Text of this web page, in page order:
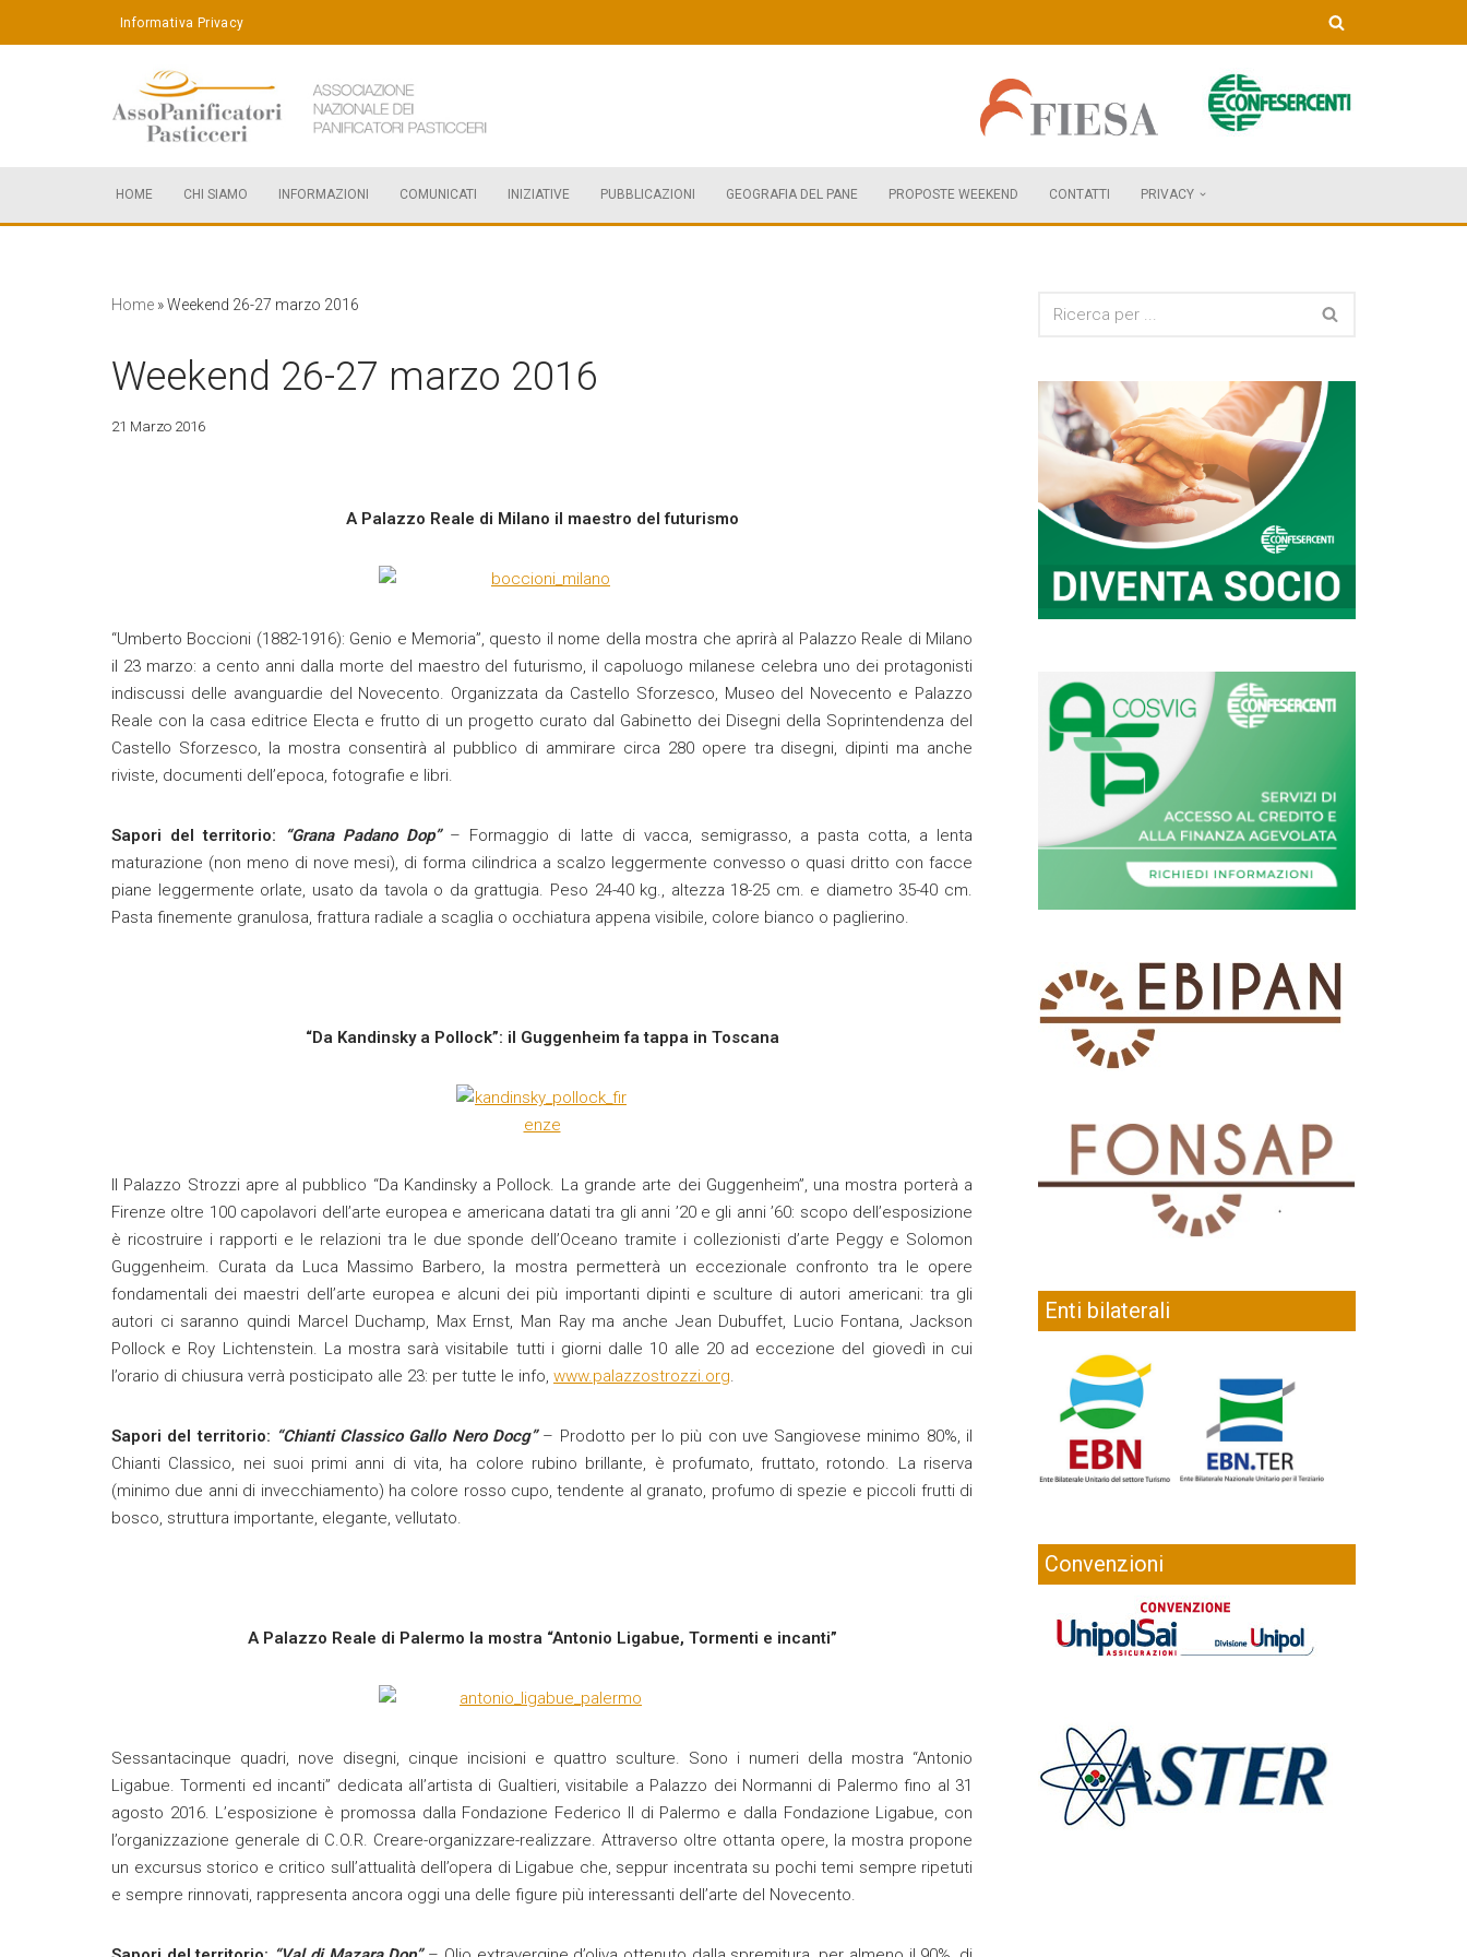
Informativa Privacy
HOME CHI SIAMO INFORMAZIONI COMUNICATI INIZIATIVE PUBBLICAZIONI GEOGRAFIA DEL PANE PROPOSTE WEEKEND CONTATTI PRIVACY
Home »Weekend 26-27 marzo 2016
Weekend 26-27 marzo 2016
21 Marzo 2016
A Palazzo Reale di Milano il maestro del futurismo
“Umberto Boccioni (1882-1916): Genio e Memoria”, questo il nome della mostra che aprirà al Palazzo Reale di Milano
il 23 marzo: a cento anni dalla morte del maestro del futurismo, il capoluogo milanese celebra uno dei protagonisti
indiscussi delle avanguardie del Novecento. Organizzata da Castello Sforzesco, Museo del Novecento e Palazzo
Reale con la casa editrice Electa e frutto di un progetto curato dal Gabinetto dei Disegni della Soprintendenza del
Castello Sforzesco, la mostra consentirà al pubblico di ammirare circa 280 opere tra disegni, dipinti ma anche
riviste, documenti dell’epoca, fotografie e libri.
Sapori del territorio: “Grana Padano Dop”– Formaggio di latte di vacca, semigrasso, a pasta cotta, a lenta
maturazione (non meno di nove mesi), di forma cilindrica a scalzo leggermente convesso o quasi dritto con facce
piane leggermente orlate, usato da tavola o da grattugia. Peso 24-40 kg., altezza 18-25 cm. e diametro 35-40 cm.
Pasta finemente granulosa, frattura radiale a scaglia o occhiatura appena visibile, colore bianco o paglierino.
“Da Kandinsky a Pollock”: il Guggenheim fa tappa in Toscana
Il Palazzo Strozzi apre al pubblico “Da Kandinsky a Pollock. La grande arte dei Guggenheim”, una mostra porterà a
Firenze oltre 100 capolavori dell’arte europea e americana datati tra gli anni ’20 e gli anni ’60: scopo dell’esposizione
è ricostruire i rapporti e le relazioni tra le due sponde dell’Oceano tramite i collezionisti d’arte Peggy e Solomon
Guggenheim. Curata da Luca Massimo Barbero, la mostra permetterà un eccezionale confronto tra le opere
fondamentali dei maestri dell’arte europea e alcuni dei più importanti dipinti e sculture di autori americani: tra gli
autori ci saranno quindi Marcel Duchamp, Max Ernst, Man Ray ma anche Jean Dubuffet, Lucio Fontana, Jackson
Pollock e Roy Lichtenstein. La mostra sarà visitabile tutti i giorni dalle 10 alle 20 ad eccezione del giovedì in cui
l’orario di chiusura verrà posticipato alle 23: per tutte le info, www.palazzostrozzi.org.
Sapori del territorio: “Chianti Classico Gallo Nero Docg”– Prodotto per lo più con uve Sangiovese minimo 80%, il
Chianti Classico, nei suoi primi anni di vita, ha colore rubino brillante, è profumato, fruttato, rotondo. La riserva
(minimo due anni di invecchiamento) ha colore rosso cupo, tendente al granato, profumo di spezie e piccoli frutti di
bosco, struttura importante, elegante, vellutato.
A Palazzo Reale di Palermo la mostra “Antonio Ligabue, Tormenti e incanti”
Sessantacinque quadri, nove disegni, cinque incisioni e quattro sculture. Sono i numeri della mostra “Antonio
Ligabue. Tormenti ed incanti” dedicata all’artista di Gualtieri, visitabile a Palazzo dei Normanni di Palermo fino al 31
agosto 2016. L’esposizione è promossa dalla Fondazione Federico II di Palermo e dalla Fondazione Ligabue, con
l’organizzazione generale di C.O.R. Creare-organizzare-realizzare. Attraverso oltre ottanta opere, la mostra propone
un excursus storico e critico sull’attualità dell’opera di Ligabue che, seppur incentrata su pochi temi sempre ripetuti
e sempre rinnovati, rappresenta ancora oggi una delle figure più interessanti dell’arte del Novecento.
Enti bilaterali
Convenzioni